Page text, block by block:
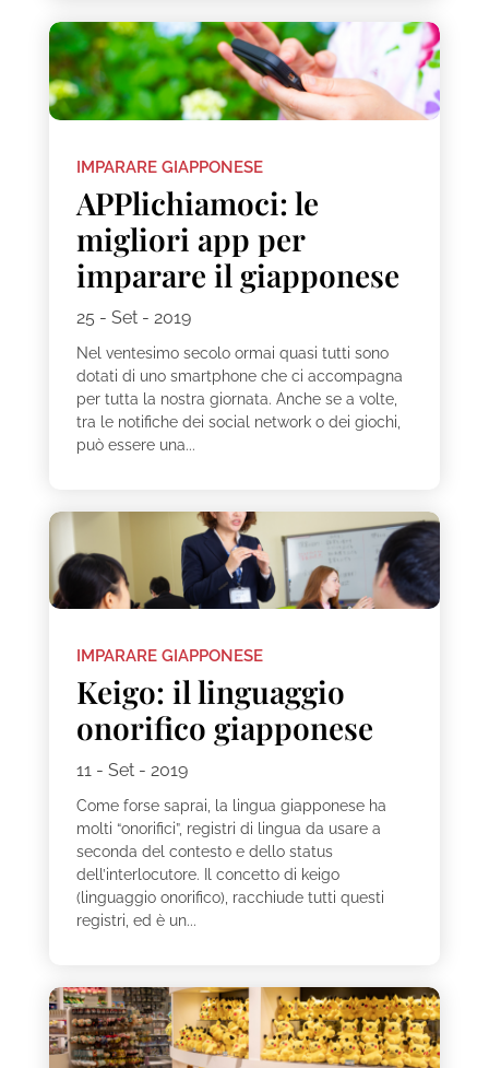
IMPARARE GIAPPONESE
APPlichiamoci: le
migliori app per
imparare il giapponese
25 - Set - 2019
Nel ventesimo secolo ormai quasi tutti sono
dotati di uno smartphone che ci accompagna
per tutta la nostra giornata. Anche se a volte,
tra le notifiche dei social network o dei giochi,
può essere una...
IMPARARE GIAPPONESE
Keigo: il linguaggio
onorifico giapponese
11 - Set - 2019
Come forse saprai, la lingua giapponese ha
molti “onorifici”, registri di lingua da usare a
seconda del contesto e dello status
dell’interlocutore. Il concetto di keigo
(linguaggio onorifico), racchiude tutti questi
registri, ed è un...